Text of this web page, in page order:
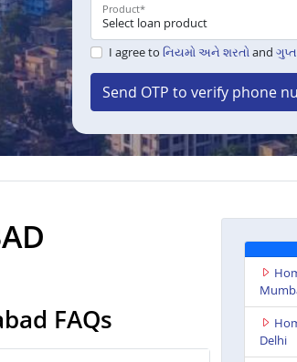
Product*
I agree to નિયમો અને શરતો and
Send OTP to verify phone
FAQs
Delhi